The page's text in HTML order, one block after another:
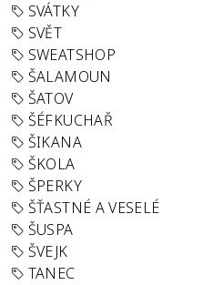
SVÁTKY
SVĚT
SWEATSHOP
ŠALAMOUN
ŠATOV
ŠÉFKUCHAŘ
ŠIKANA
ŠKOLA
ŠPERKY
ŠŤASTNÉ A VESELÉ
ŠUSPA
ŠVEJK
TANEC